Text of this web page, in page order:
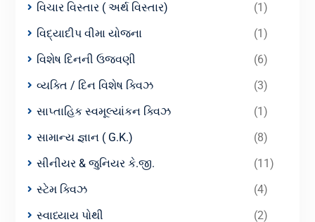
વિચાર વિસ્તાર ( અર્થ વિસ્તાર)
(1)
વિદ્યાદીપ વીમા યોજના
(1)
વિશેષ દિનની ઉજવણી
(6)
વ્યક્તિ / દિન વિશેષ ક્વિઝ
(3)
સાપ્તાહિક સ્વમૂલ્યાંકન ક્વિઝ
(1)
સામાન્ય જ્ઞાન ( G.K.)
(8)
સીનીયર & જુનિયર કે.જી.
(11)
સ્ટેમ ક્વિઝ
(4)
સ્વાધ્યાય પોથી
(2)